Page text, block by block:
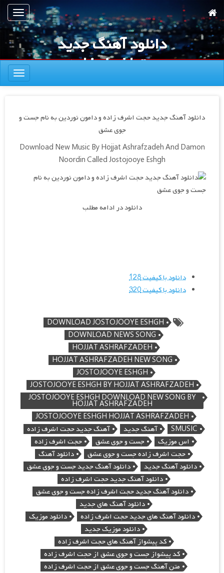
به
محتوای
اصلی
ناوبری
دانلود آهنگ جدید
حجت اشرف زاده و
دامون نوردین به
عشق
ناوبری
دانلود آهنگ جدید حجت اشرف زاده و دامون نوردین به نام جست و
جوی عشق
Download New Music By Hojjat Ashrafzadeh And Damon
Noordin Called Jostojooye Eshgh
دانلود در ادامه مطلب
دانلود با کیفیت 128
دانلود با کیفیت 320
DOWNLOAD JOSTOJOOYE ESHGH
DOWNLOAD NEWS SONG
HOJJAT ASHRAFZADEH
HOJJAT ASHRAFZADEH NEW SONG
JOSTOJOOYE ESHGH
JOSTOJOOYE ESHGH BY HOJJAT ASHRAFZADEH
JOSTOJOOYE ESHGH DOWNLOAD NEW SONG BY
HOJJAT ASHRAFZADEH
JOSTOJOOYE ESHGH HOJJAT ASHRAFZADEH
SMUSIC
آهنگ جدید
آهنگ جدید حجت اشرف زاده
اس موزیک
جست و جوی عشق
حجت اشرف زاده
حجت اشرف زاده جست و جوی عشق
دانلود آهنگ
دانلود آهنگ جدید
دانلود آهنگ جدید جست و جوی عشق
دانلود آهنگ جدید حجت اشرف زاده
دانلود آهنگ جدید حجت اشرف زاده جست و جوی عشق
دانلود آهنگ های جدید
دانلود آهنگ های جدید حجت اشرف زاده
دانلود موزیک
دانلود موزیک جدید
کد پیشواز آهنگ های حجت اشرف زاده
کد پیشواز جست و جوی عشق از حجت اشرف زاده
متن آهنگ جست و جوی عشق از حجت اشرف زاده